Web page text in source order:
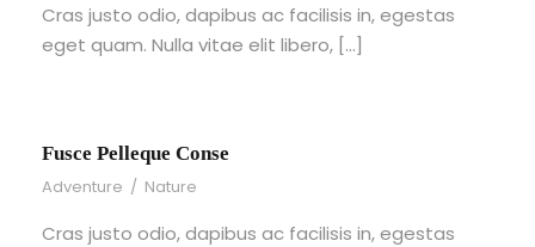
Cras justo odio, dapibus ac facilisis in, egestas
eget quam. Nulla vitae elit libero, […]
Fusce Pelleque Conse
Adventure / Nature
Cras justo odio, dapibus ac facilisis in, egestas